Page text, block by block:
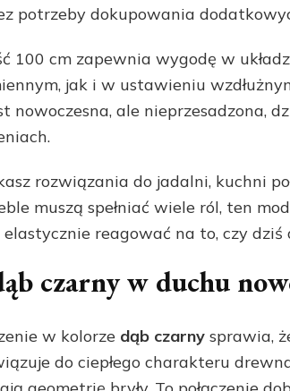
potrzeby dokupowania
100 cm zapewnia wygodę w
jak i w ustawieniu
nowoczesna, ale nieprzesadzona,
rozwiązania do jadalni, kuchni
muszą spełniać wiele ról, ten
reagować na to, czy dziś
czarny w duchu
w kolorze dąb czarny sprawia,
do ciepłego charakteru